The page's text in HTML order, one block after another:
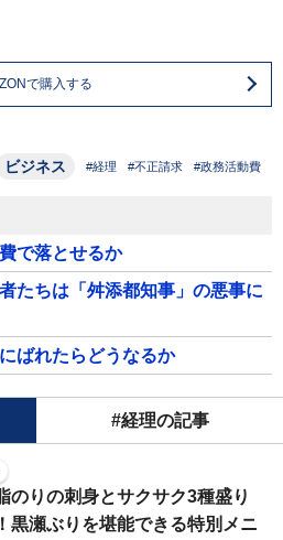
で購入する
ビジネス #経理 #不正請求 #政務活動費
で落とせるか
たちは「舛添都知事」の悪事に
ばれたらどうなるか
#経理の記事
のりの刺身とサクサク3種盛り
黒瀬ぶりを堪能できる特別メニ